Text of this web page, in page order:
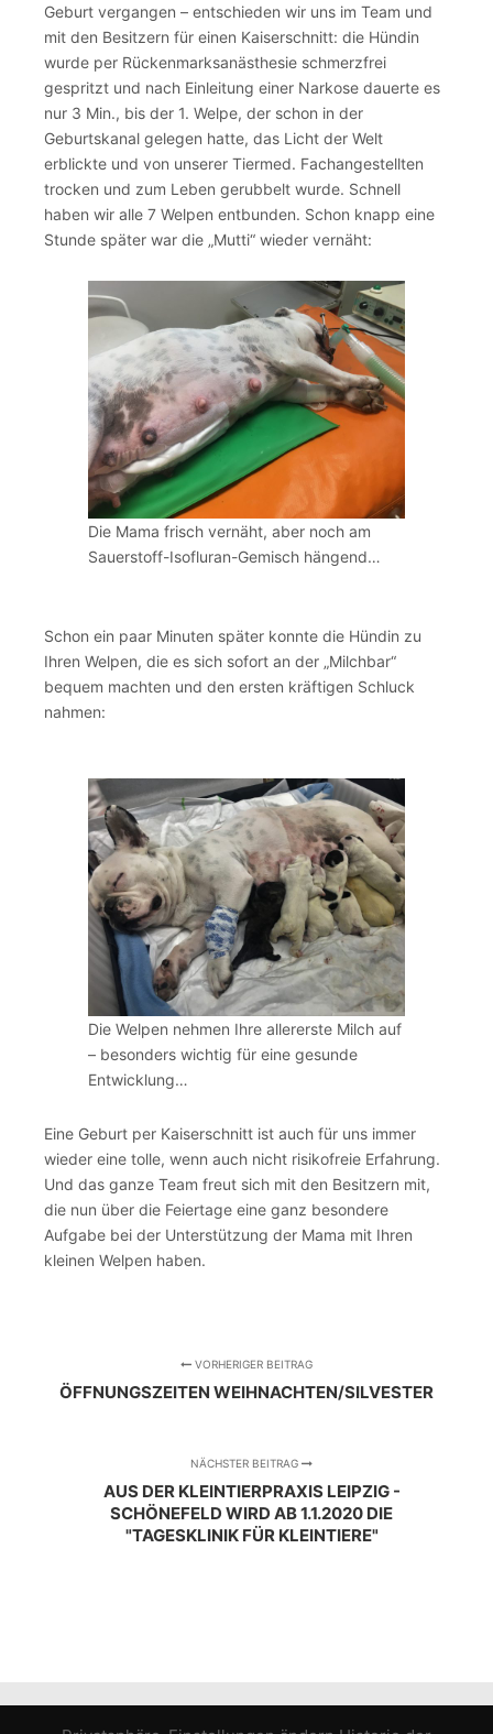
Geburt vergangen – entschieden wir uns im Team und
mit den Besitzern für einen Kaiserschnitt: die Hündin
wurde per Rückenmarksanästhesie schmerzfrei
gespritzt und nach Einleitung einer Narkose dauerte es
nur 3 Min., bis der 1. Welpe, der schon in der
Geburtskanal gelegen hatte, das Licht der Welt
erblickte und von unserer Tiermed. Fachangestellten
trocken und zum Leben gerubbelt wurde. Schnell
haben wir alle 7 Welpen entbunden. Schon knapp eine
Stunde später war die „Mutti“ wieder vernäht:
Die Mama frisch vernäht, aber noch am
Sauerstoff-Isofluran-Gemisch hängend…
Schon ein paar Minuten später konnte die Hündin zu
Ihren Welpen, die es sich sofort an der „Milchbar“
bequem machten und den ersten kräftigen Schluck
nahmen:
Die Welpen nehmen Ihre allererste Milch auf
– besonders wichtig für eine gesunde
Entwicklung…
Eine Geburt per Kaiserschnitt ist auch für uns immer
wieder eine tolle, wenn auch nicht risikofreie Erfahrung.
Und das ganze Team freut sich mit den Besitzern mit,
die nun über die Feiertage eine ganz besondere
Aufgabe bei der Unterstützung der Mama mit Ihren
kleinen Welpen haben.
VORHERIGER BEITRAG
ÖFFNUNGSZEITEN WEIHNACHTEN/SILVESTER
NÄCHSTER BEITRAG
AUS DER KLEINTIERPRAXIS LEIPZIG -
SCHÖNEFELD WIRD AB 1.1.2020 DIE
"TAGESKLINIK FÜR KLEINTIERE"